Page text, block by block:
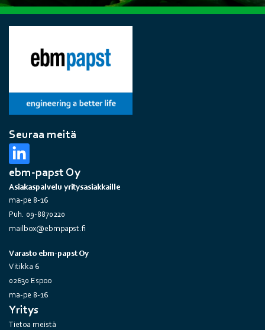
Seuraa meitä
ebm-papst Oy
Asiakaspalvelu yritysasiakkaille
ma-pe 8-16
Puh. 09-8870220
mailbox@ebmpapst.fi
Varasto ebm-papst Oy
Vitikka 6
02630 Espoo
ma-pe 8-16
Yritys
Tietoa meistä